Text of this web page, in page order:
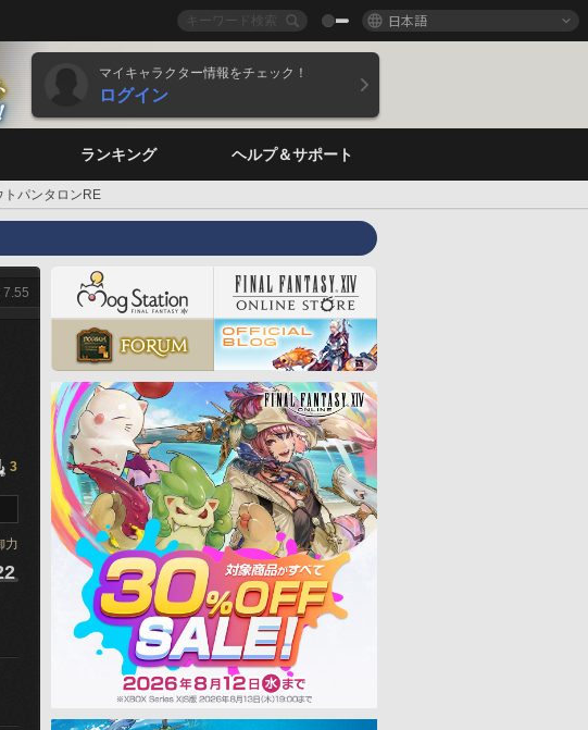
日本語
マイキャラクター情報をチェック！
ログイン
ランキング ヘルプ＆サポート
トパンタロンRE
7.55
3
力